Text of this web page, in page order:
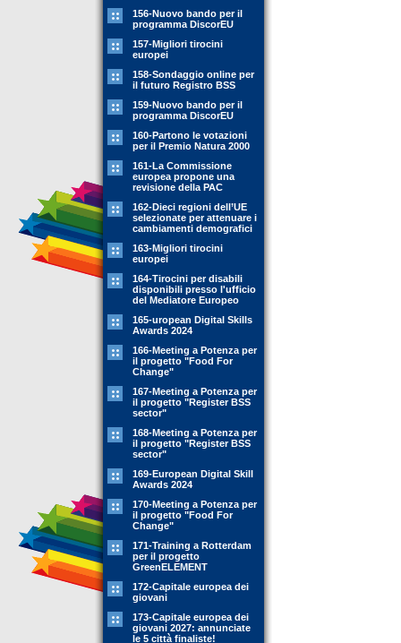
156-Nuovo bando per il
programma DiscorEU
157-Migliori tirocini
europei
158-Sondaggio online per
il futuro Registro BSS
159-Nuovo bando per il
programma DiscorEU
160-Partono le votazioni
per il Premio Natura 2000
161-La Commissione
europea propone una
revisione della PAC
162-Dieci regioni dell’UE
selezionate per attenuare i
cambiamenti demografici
163-Migliori tirocini
europei
164-Tirocini per disabili
disponibili presso l'ufficio
del Mediatore Europeo
165-uropean Digital Skills
Awards 2024
166-Meeting a Potenza per
il progetto "Food For
Change"
167-Meeting a Potenza per
il progetto "Register BSS
sector"
168-Meeting a Potenza per
il progetto "Register BSS
sector"
169-European Digital Skill
Awards 2024
170-Meeting a Potenza per
il progetto "Food For
Change"
171-Training a Rotterdam
per il progetto
GreenELEMENT
172-Capitale europea dei
giovani
173-Capitale europea dei
giovani 2027: annunciate
le 5 città finaliste!